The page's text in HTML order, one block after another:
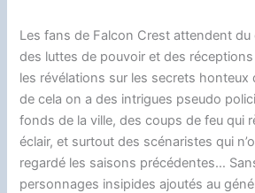
Les fans de Falcon Crest attendent du
des luttes de pouvoir et des
les révélations sur les secrets honteux
de cela on a des intrigues pseudo
fonds de la ville, des coups de feu qui
éclair, et surtout des scénaristes qui
regardé les saisons précédentes…
personnages insipides ajoutés au